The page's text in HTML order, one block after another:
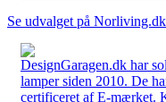
Se udvalget på Norliving.dk
DesignGaragen.dk har
lamper siden 2010. De
certificeret af E-mærket.